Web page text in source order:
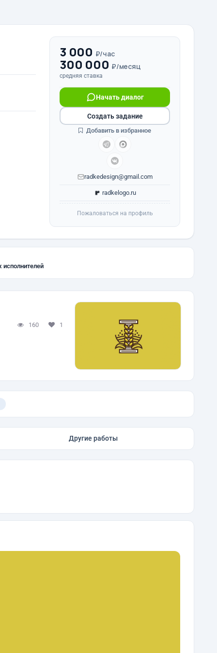
3 000 ₽/час
300 000 ₽/месяц
средняя ставка
Начать диалог
radkedesign@gmail.com
radkelogo.ru
Создать задание
Добавить в избранное
Пожаловаться на профиль
160 1
Другие работы